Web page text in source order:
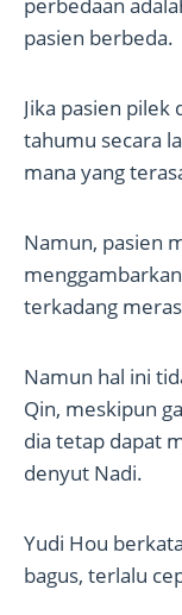
pasien berbeda.
Jika pasien
tahumu secara
mana yang
Namun, pasien
terkadang
Namun hal ini
Qin, meskipun
dia tetap dapat
denyut Nadi.
Yudi Hou
bagus, terlalu